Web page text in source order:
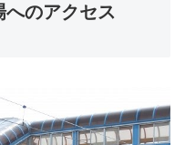
のアクセス